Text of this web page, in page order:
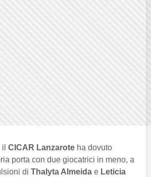
CICAR Lanzarote ha dovuto
porta con due giocatrici in meno, a
di Thalyta Almeida e Leticia